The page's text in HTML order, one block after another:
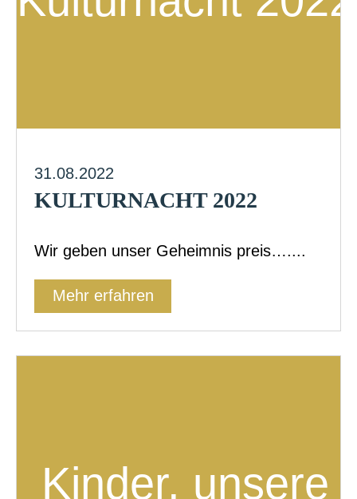
31.08.2022
KULTURNACHT 2022
Wir geben unser Geheimnis preis…....
Mehr erfahren